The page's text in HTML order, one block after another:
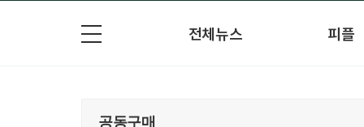
전체뉴스 피플